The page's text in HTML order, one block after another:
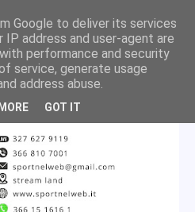
Google to deliver its services
IP address and user-agent are
performance and security
service, generate usage
address abuse.
GOT IT